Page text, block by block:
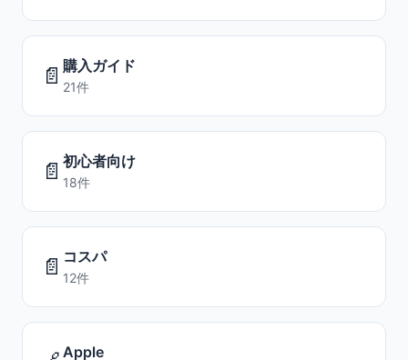
📄 購入ガイド
21件
📄 初心者向け
18件
📄 コスパ
12件
Apple